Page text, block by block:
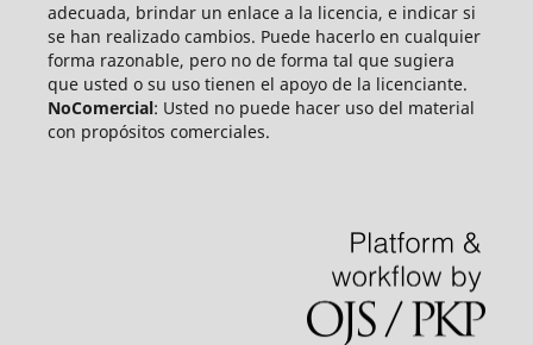
adecuada, brindar un enlace a la licencia, e indicar si
se han realizado cambios. Puede hacerlo en cualquier
forma razonable, pero no de forma tal que sugiera
que usted o su uso tienen el apoyo de la licenciante.
NoComercial: Usted no puede hacer uso del material
con propósitos comerciales.